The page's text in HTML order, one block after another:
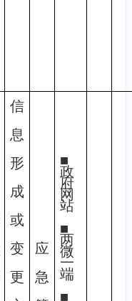
信
息
形
成
或
变
更
应
急
■
政
府
网
站
■
两
微
一
端
■